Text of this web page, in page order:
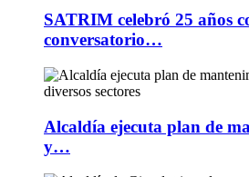
SATRIM celebró 25 años
conversatorio…
Alcaldía ejecuta plan de
y…